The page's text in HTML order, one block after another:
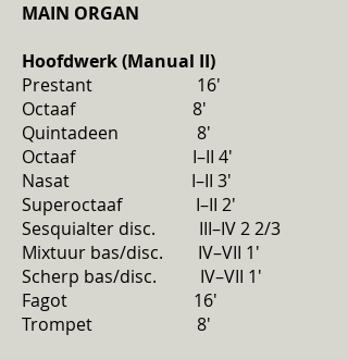
MAIN ORGAN
Hoofdwerk (Manual II)
Prestant 16'
Octaaf 8'
Quintadeen 8'
Octaaf I–II 4'
Nasat I–II 3'
Superoctaaf I–II 2'
Sesquialter disc. III–IV 2 2/3
Mixtuur bas/disc. IV–VII 1'
Scherp bas/disc. IV–VII 1'
Fagot 16'
Trompet 8'